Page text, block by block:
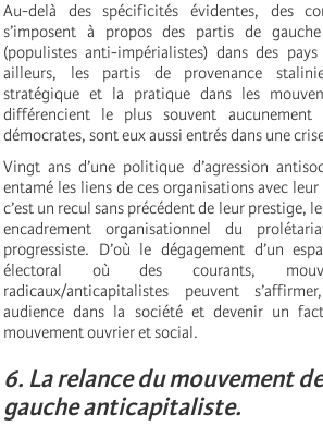
Au-delà des spécificités évidentes, des
s’imposent à propos des partis de
(populistes anti-impérialistes) dans des pays
ailleurs, les partis de provenance
stratégique et la pratique dans les
différencient le plus souvent
démocrates, sont eux aussi entrés dans une
Vingt ans d’une politique d’agression
entamé les liens de ces organisations avec
c’est un recul sans précédent de leur prestige,
encadrement organisationnel du
progressiste. D’où le dégagement d’un
électoral où des courants,
radicaux/anticapitalistes peuvent
audience dans la société et devenir un
mouvement ouvrier et social.
6. La relance du mouvement
gauche anticapitaliste.